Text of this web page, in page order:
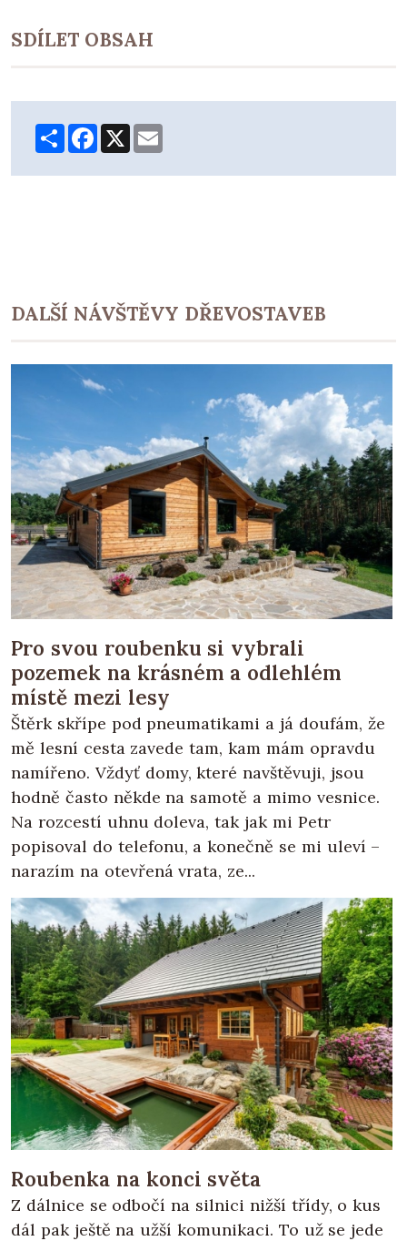
SDÍLET OBSAH
ShareFacebook
X
DALŠÍ NÁVŠTĚVY DŘEVOSTAVEB
Pro svou roubenku si vybrali
pozemek na krásném a odlehlém
místě mezi lesy
Štěrk skřípe pod pneumatikami a já doufám, že
mě lesní cesta zavede tam, kam mám opravdu
namířeno. Vždyť domy, které navštěvuji, jsou
hodně často někde na samotě a mimo vesnice.
Na rozcestí uhnu doleva, tak jak mi Petr
popisoval do telefonu, a konečně se mi uleví –
narazím na otevřená vrata, ze...
Roubenka na konci světa
Z dálnice se odbočí na silnici nižší třídy, o kus
dál pak ještě na užší komunikaci. To už se jede